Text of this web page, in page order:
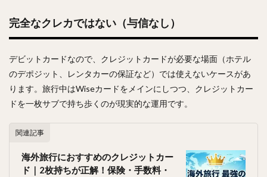
完全なクレカではない（与信なし）
デビットカードなので、クレジットカードが必要な場面（ホテル
のデポジット、レンタカーの保証など）では使えないケースがあ
ります。旅行中はWiseカードをメインにしつつ、クレジットカー
ドを一枚サブで持ち歩くのが現実的な運用です。
関連記事
海外旅行におすすめのクレジットカー
ド｜2枚持ちが正解！保険・手数料・